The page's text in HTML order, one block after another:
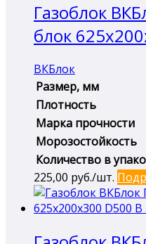
Газоблок
блок
ВКБлок
Размер, мм
Плотность
Марка прочности
Морозостойкость
Количество в
225,00 руб./шт.